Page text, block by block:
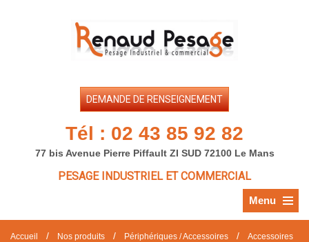
DEMANDE DE RENSEIGNEMENT
Tél : 02 43 85 92 82
77 bis Avenue Pierre Piffault ZI SUD 72100 Le Mans
PESAGE INDUSTRIEL ET COMMERCIAL
Menu
Accueil / Nos produits / Périphériques / Accessoires / Accessoires